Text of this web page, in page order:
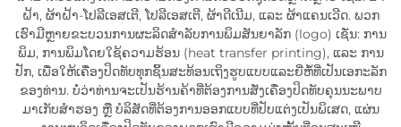
ຝ້າ, ຜ້າຝ້າ-ໂປລີເອສເຕີ, ໂປລີເອສເຕີ, ຜ້າດີເນີມ, ແລະ ຜ້າແຄນເວີດ. ພວກ
ເຮົາມີຫຼາຍຂະບວນການຜະລິດສຳລັບການພິມສັນຍາລັກ (logo) ເຊັ່ນ: ການ
ພິມ, ການພິມໂດຍໃຊ້ຄວາມຮ້ອນ (heat transfer printing), ແລະ ການ
ປັກ, ເພື່ອໃຫ້ເຄື່ອງປິດທັບທຸກຊິ້ນສະທ້ອນເຖິງຮູບແບບແລະຍີ່ຫໍ້ທີ່ເປັນເອກະລັກ
ຂອງທ່ານ. ບໍ່ວ່າທ່ານຈະເປັນຮ້ານຄ້າທີ່ຕ້ອງການສັ່ງເຄື່ອງປິດທັບຄຸນນະພາບ
ມາເກັບສຳຮອງ ຫຼື ບໍລິສັດທີ່ຕ້ອງການອອກແບບທີ່ປັບແຕ່ງເປັນພິເສດ, ແຜ່ນ